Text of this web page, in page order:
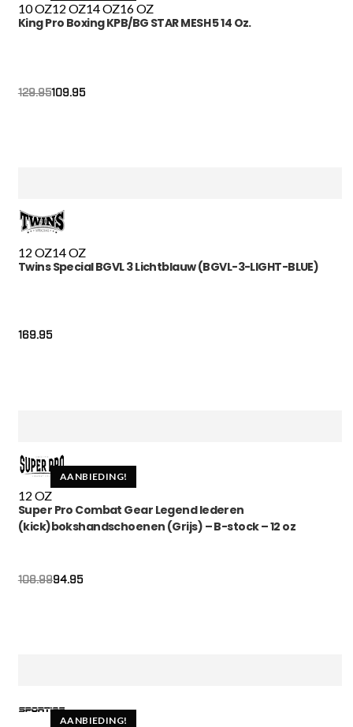
10 OZ12 OZ14 OZ16 OZ
King Pro Boxing KPB/BG STAR MESH 5 14 Oz.
129.95
Oorspronkelijke
prijs
109.95
Huidige
prijs
12 OZ14 OZ
Twins Special BGVL 3 Lichtblauw (BGVL-3-LIGHT-BLUE)
169.95
AANBIEDING!
12 OZ
Super Pro Combat Gear Legend lederen
(kick)bokshandschoenen (Grijs) – B-stock – 12 oz
108.99
Oorspronkelijke
prijs
94.95
Huidige
prijs
AANBIEDING!